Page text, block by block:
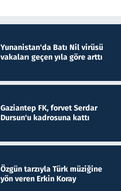
Yunanistan'da Batı Nil virüsü
vakaları geçen yıla göre arttı
Gaziantep FK, forvet Serdar
Dursun'u kadrosuna kattı
Özgün tarzıyla Türk müziğine
yön veren Erkin Koray